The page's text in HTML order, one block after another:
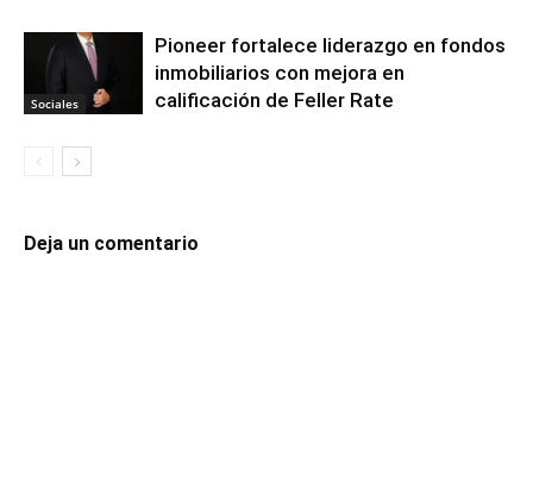
Sociales
Pioneer fortalece liderazgo en fondos
inmobiliarios con mejora en
calificación de Feller Rate
Deja un comentario